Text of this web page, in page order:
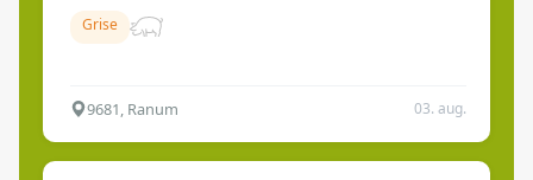
Grise
9681, Ranum 03. aug.